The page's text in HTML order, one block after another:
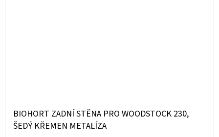
BIOHORT ZADNÍ STĚNA PRO WOODSTOCK 230,
ŠEDÝ KŘEMEN METALÍZA